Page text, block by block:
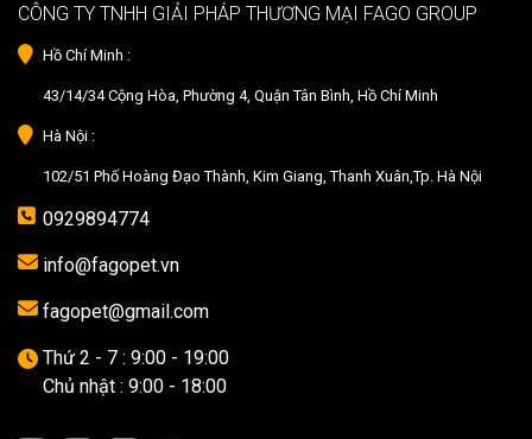
CÔNG TY TNHH GIẢI PHÁP THƯƠNG MẠI FAGO GROUP
Hồ Chí Minh :
43/14/34 Cộng Hòa, Phường 4, Quận Tân Bình, Hồ Chí Minh
Hà Nội :
102/51 Phố Hoàng Đạo Thành, Kim Giang, Thanh Xuân,Tp. Hà Nội
0929894774
info@fagopet.vn
fagopet@gmail.com
Thứ 2 - 7 : 9:00 - 19:00
Chủ nhật : 9:00 - 18:00